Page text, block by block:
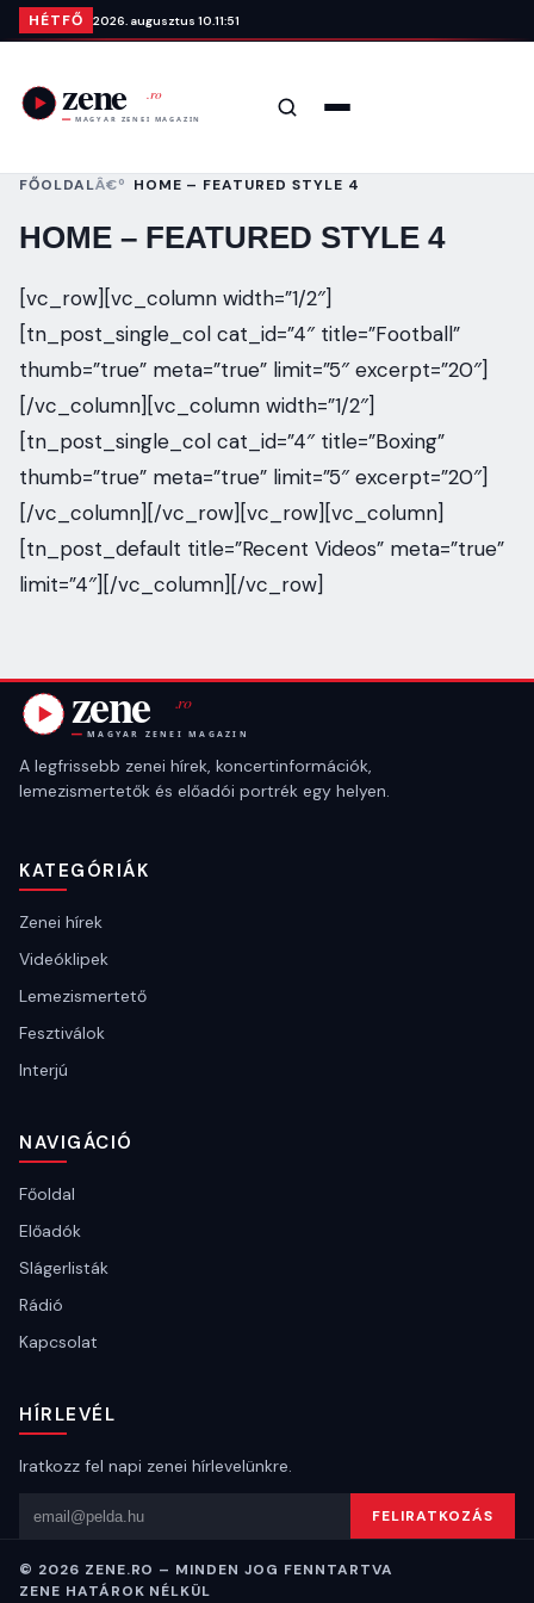
Ugrás a tartalomra
HÉTFŐ 2026. augusztus 10. 11:51
Keresés
FŐOLDAL HOME – FEATURED STYLE 4
HOME – FEATURED STYLE 4
[vc_row][vc_column width=”1/2″]
[tn_post_single_col cat_id=”4″ title=”Football”
thumb=”true” meta=”true” limit=”5″ excerpt=”20″]
[/vc_column][vc_column width=”1/2″]
[tn_post_single_col cat_id=”4″ title=”Boxing”
thumb=”true” meta=”true” limit=”5″ excerpt=”20″]
[/vc_column][/vc_row][vc_row][vc_column]
[tn_post_default title=”Recent Videos” meta=”true”
limit=”4″][/vc_column][/vc_row]
A legfrissebb zenei hírek, koncertinformációk,
lemezismertetők és előadói portrék egy helyen.
KATEGÓRIÁK
Zenei hírek
Videóklipek
Lemezismertető
Fesztiválok
Interjú
NAVIGÁCIÓ
Főoldal
Előadók
Slágerlisták
Rádió
Kapcsolat
HÍRLEVÉL
Iratkozz fel napi zenei hírlevelünkre.
Email cím FELIRATKOZÁS
© 2026 ZENE.RO – MINDEN JOG FENNTARTVA
ZENE HATÁROK NÉLKÜL